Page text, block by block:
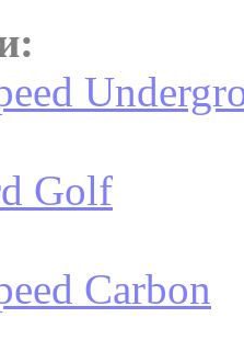
Golf
Carbon